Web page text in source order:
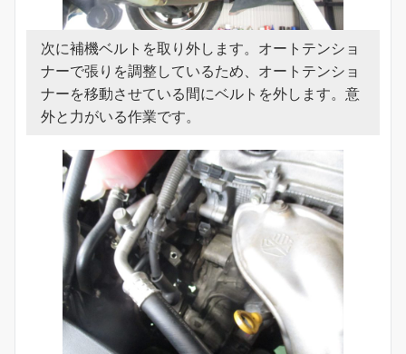
次に補機ベルトを取り外します。オートテンショ
ナーで張りを調整しているため、オートテンショ
ナーを移動させている間にベルトを外します。意
外と力がいる作業です。